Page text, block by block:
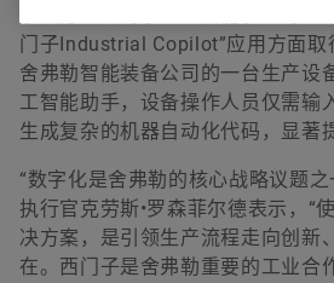
门子Industrial Copilot”应用方面取
舍弗勒智能装备公司的一台生产设
工智能助手，设备操作人员仅需输
生成复杂的机器自动化代码，显著
“数字化是舍弗勒的核心战略议题
执行官克劳斯•罗森菲尔德表示，“
决方案，是引领生产流程走向创新
在。西门子是舍弗勒重要的工业合